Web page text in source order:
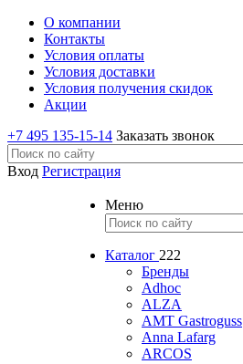
О компании
Контакты
Условия оплаты
Условия доставки
Условия получения скидок
Акции
+7 495 135-15-14 Заказать звонок
Вход Регистрация
Меню
Каталог 222
Бренды
Adhoc
ALZA
AMT Gastroguss
Anna Lafarg
ARCOS